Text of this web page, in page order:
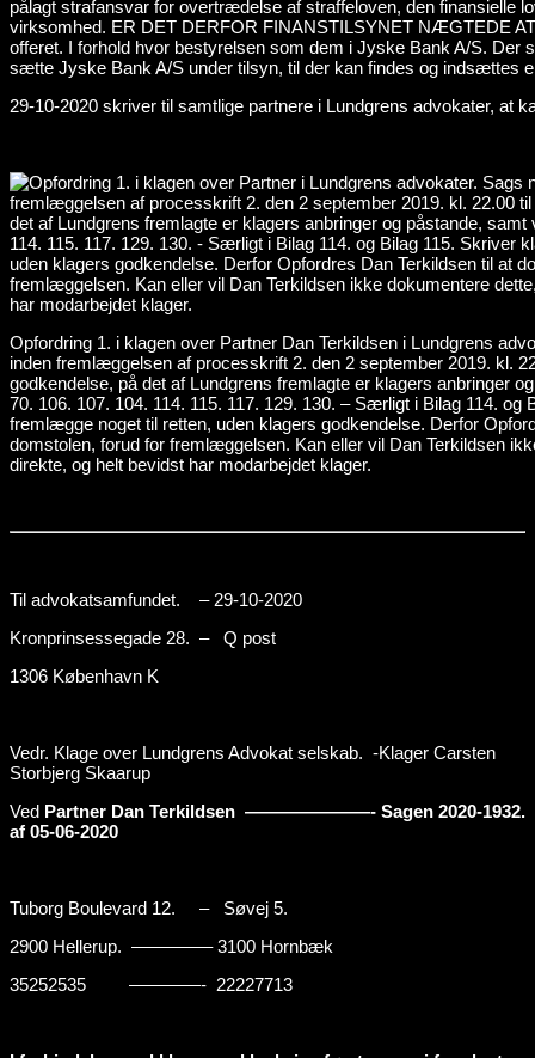
29-10-2020 skriver til samtlige partnere i Lundgrens advokater, at
Opfordring 1. i klagen over Partner Dan Terkildsen i Lundgrens
inden fremlæggelsen af processkrift 2. den 2 september 2019. kl.
godkendelse, på det af Lundgrens fremlagte er klagers anbringer
70. 106. 107. 104. 114. 115. 117. 129. 130. – Særligt i Bilag 114.
fremlægge noget til retten, uden klagers godkendelse. Derfor
domstolen, forud for fremlæggelsen. Kan eller vil Dan Terkildsen
direkte, og helt bevidst har modarbejdet klager.
Til advokatsamfundet. – 29-10-2020
Kronprinsessegade 28. – Q post
1306 København K
Vedr. Klage over Lundgrens Advokat selskab. -Klager Carsten
Storbjerg Skaarup
Ved Partner Dan Terkildsen ———————- Sagen 2020-1932.
af 05-06-2020
Tuborg Boulevard 12. – Søvej 5.
2900 Hellerup. ————– 3100 Hornbæk
35252535 ————- 22227713